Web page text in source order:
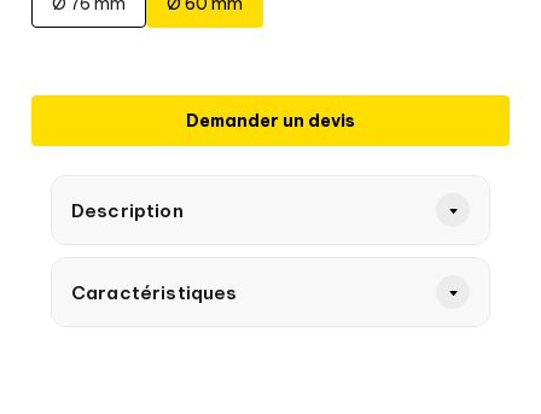
Demander un devis
Description
Caractéristiques